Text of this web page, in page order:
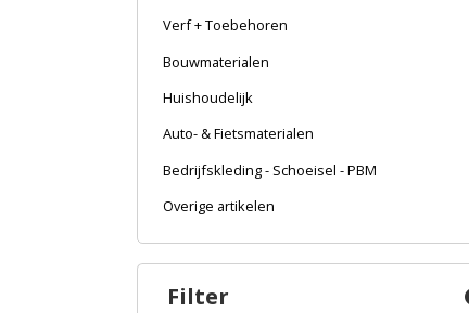
Verf + Toebehoren
Bouwmaterialen
Huishoudelijk
Auto- & Fietsmaterialen
Bedrijfskleding - Schoeisel - PBM
Overige artikelen
Filter